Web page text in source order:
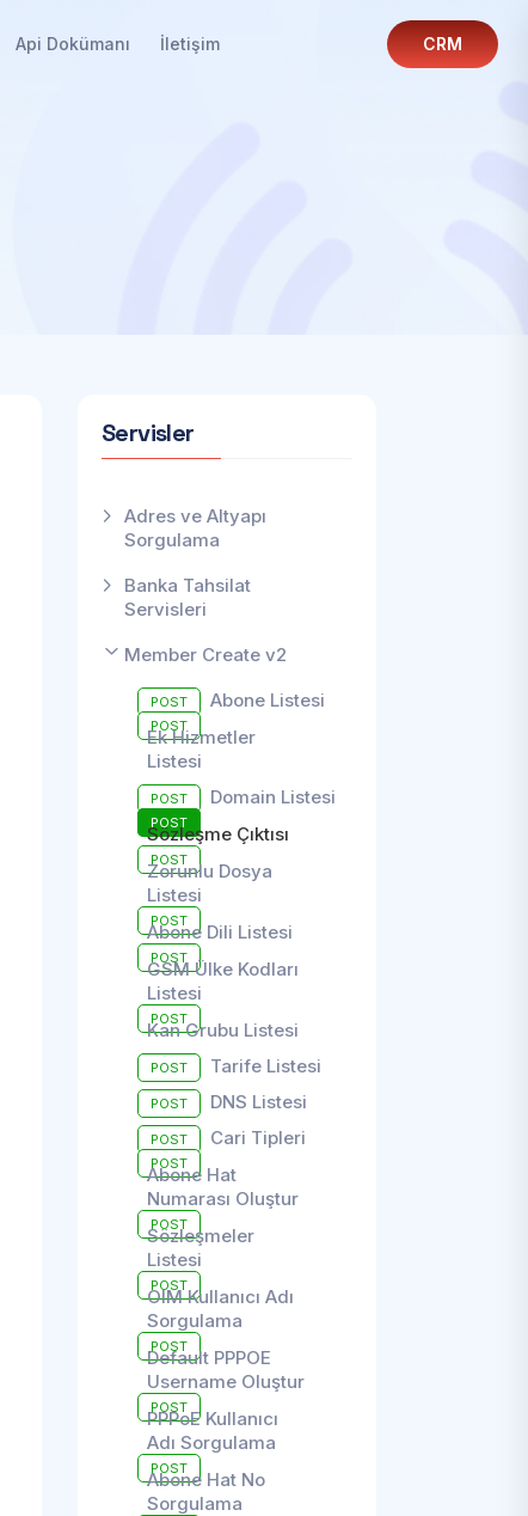
Api Dokümanı İletişim CRM
Servisler
Adres ve Altyapı
Sorgulama
Banka Tahsilat
Servisleri
Member Create v2
POST Abone Listesi
POST
Ek Hizmetler
Listesi
POST Domain Listesi
POST
Sözleşme Çıktısı
POST
Zorunlu Dosya
Listesi
POST
Abone Dili Listesi
POST
GSM Ülke Kodları
Listesi
POST
Kan Grubu Listesi
POST Tarife Listesi
POST DNS Listesi
POST Cari Tipleri
POST
Abone Hat
Numarası Oluştur
POST
Sözleşmeler
Listesi
POST
OIM Kullanıcı Adı
Sorgulama
POST
Default PPPOE
Username Oluştur
POST
PPPoE Kullanıcı
Adı Sorgulama
POST
Abone Hat No
Sorgulama